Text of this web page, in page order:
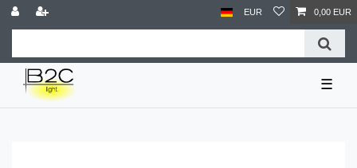
EUR 0,00 EUR
☰